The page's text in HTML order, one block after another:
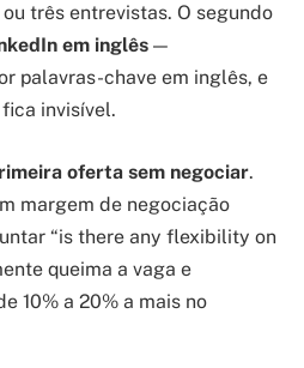
três entrevistas. O segundo
em inglês —
palavras-chave em inglês, e
invisível.
oferta sem negociar.
margem de negociação
“is there any flexibility on
queima a vaga e
10% a 20% a mais no